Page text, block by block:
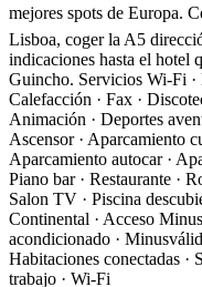
mejores spots de Europa.
Lisboa, coger la A5
indicaciones hasta el hotel
Guincho. Servicios Wi-Fi ·
Calefacción · Fax ·
Animación · Deportes
Ascensor · Aparcamiento
Aparcamiento autocar ·
Piano bar · Restaurante ·
Salon TV · Piscina
Continental · Acceso
acondicionado ·
Habitaciones conectadas ·
trabajo · Wi-Fi